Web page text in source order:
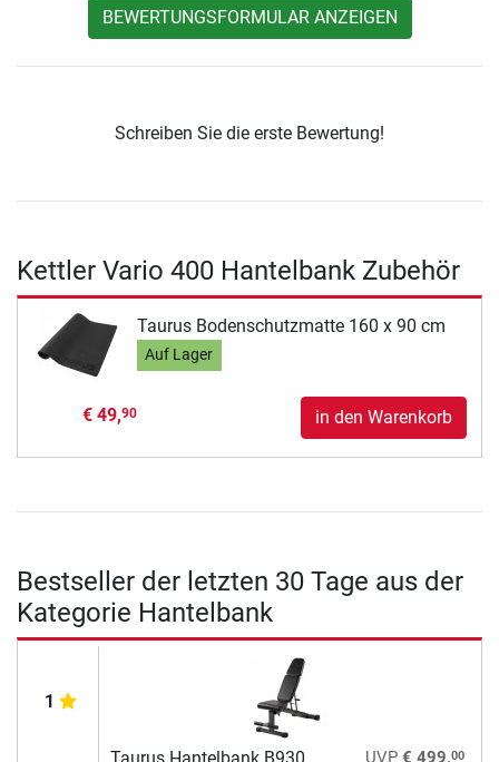
BEWERTUNGSFORMULAR ANZEIGEN
Schreiben Sie die erste Bewertung!
Kettler Vario 400 Hantelbank Zubehör
Taurus Bodenschutzmatte 160 x 90 cm
Auf Lager
€ 49,90 in den Warenkorb
Bestseller der letzten 30 Tage aus der
Kategorie Hantelbank
1
UVP € 499,00